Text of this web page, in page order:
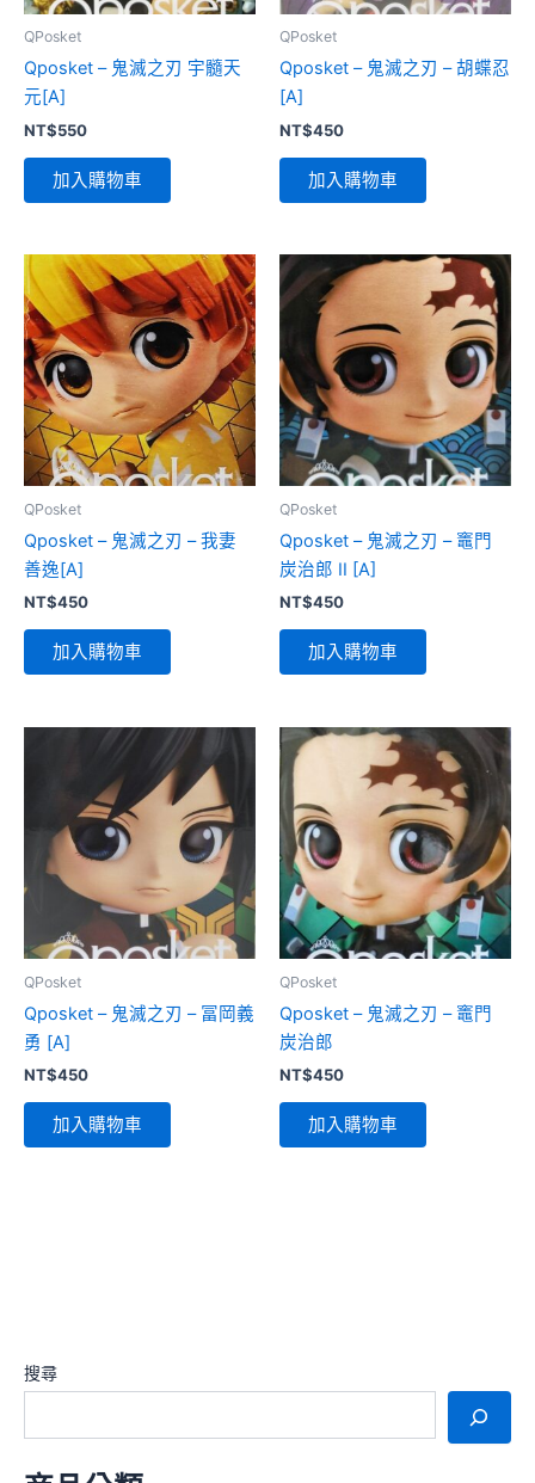
搜尋
QPosket
Qposket – 鬼滅之刃 宇髓天
元[A]
NT$550
加入購物車
QPosket
Qposket – 鬼滅之刃 – 胡蝶忍
[A]
NT$450
加入購物車
QPosket
Qposket – 鬼滅之刃 – 我妻
善逸[A]
NT$450
加入購物車
QPosket
Qposket – 鬼滅之刃 – 竈門
炭治郎 II [A]
NT$450
加入購物車
QPosket
Qposket – 鬼滅之刃 – 冨岡義
勇 [A]
NT$450
加入購物車
QPosket
Qposket – 鬼滅之刃 – 竈門
炭治郎
NT$450
加入購物車